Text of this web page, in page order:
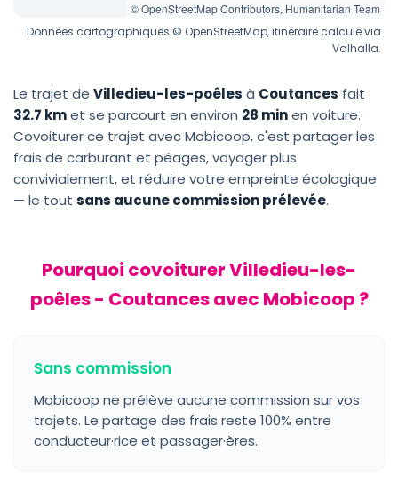
© OpenStreetMap Contributors, Humanitarian Team
Données cartographiques © OpenStreetMap, itinéraire calculé via
Valhalla.
Le trajet de Villedieu-les-poêles à Coutances fait
32.7 kmet se parcourt en environ 28 minen voiture.
Covoiturer ce trajet avec Mobicoop, c'est partager les
frais de carburant et péages, voyager plus
convivialement, et réduire votre empreinte écologique
— le tout sans aucune commission prélevée.
Pourquoi covoiturer Villedieu-les-
poêles - Coutances avec Mobicoop ?
Sans commission
Mobicoop ne prélève aucune commission sur vos
trajets. Le partage des frais reste 100% entre
conducteur·rice et passager·ères.